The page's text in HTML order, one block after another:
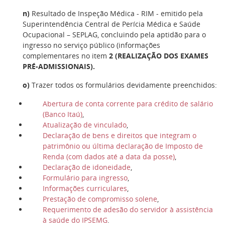
n) Resultado de Inspeção Médica - RIM - emitido pela
Superintendência Central de Perícia Médica e Saúde
Ocupacional – SEPLAG, concluindo pela aptidão para o
ingresso no serviço público (informações
complementares no item 2 (REALIZAÇÃO DOS EXAMES
PRÉ-ADMISSIONAIS).
o) Trazer todos os formulários devidamente preenchidos:
Abertura de conta corrente para crédito de salário
(Banco Itaú),
Atualização de vinculado,
Declaração de bens e direitos que integram o
patrimônio ou última declaração de Imposto de
Renda (com dados até a data da posse),
Declaração de idoneidade,
Formulário para ingresso,
Informações curriculares,
Prestação de compromisso solene,
Requerimento de adesão do servidor à assistência
à saúde do IPSEMG.